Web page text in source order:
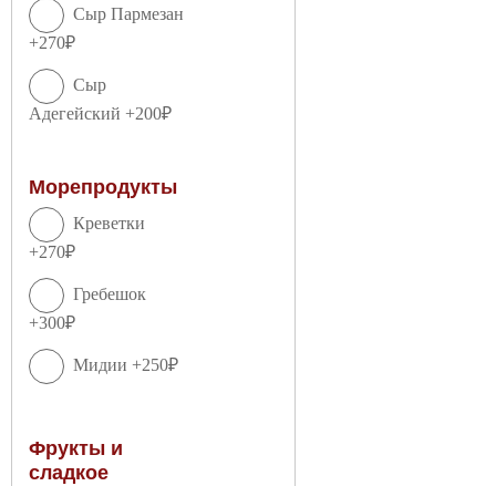
Сыр Пармезан
+270₽
Сыр
Адегейский +200₽
Морепродукты
Креветки
+270₽
Гребешок
+300₽
Мидии +250₽
Фрукты и
сладкое